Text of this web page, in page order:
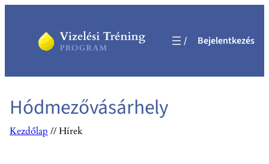
tartalomhoz
Bejelentkezés
Hódmezővásárhely
Kezdőlap //Hírek